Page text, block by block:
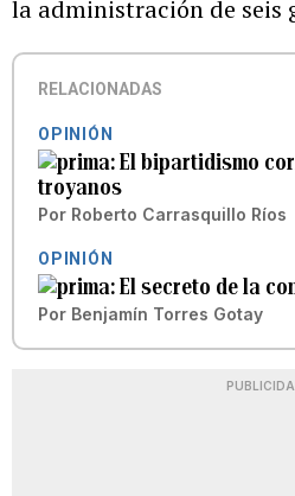
la administración de seis
RELACIONADAS
OPINIÓN
El bipartidismo
troyanos
Por Roberto Carrasquillo Ríos
OPINIÓN
El secreto de la
Por Benjamín Torres Gotay